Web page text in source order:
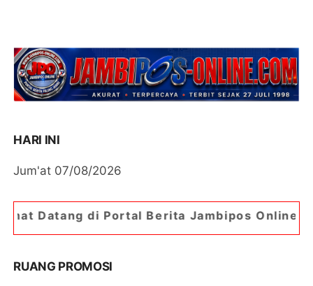
HARI INI
Jum'at 07/08/2026
Portal Berita Jambipos Online. Portal Berita
RUANG PROMOSI